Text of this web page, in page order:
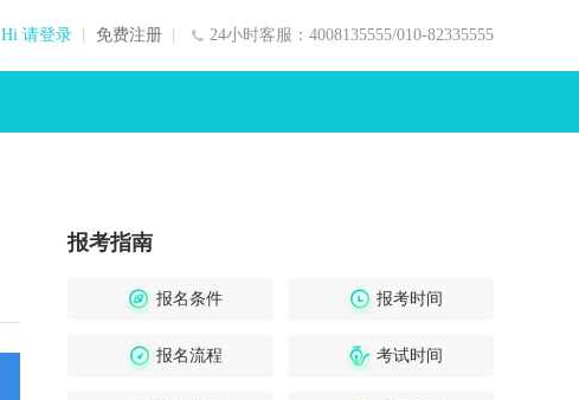
24小时客服：4008135555/010-82335555
Hi 请登录 免费注册
报考指南
报名条件 报考时间
报名流程 考试时间